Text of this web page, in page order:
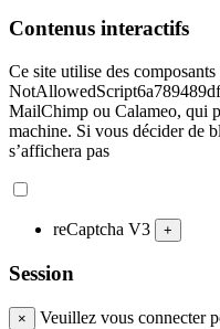
Contenus interactifs
Ce site utilise des
MailChimp ou Calameo, qui
machine. Si vous décider de
s’affichera pas
reCaptcha V3 +
Session
× Veuillez vous connecter